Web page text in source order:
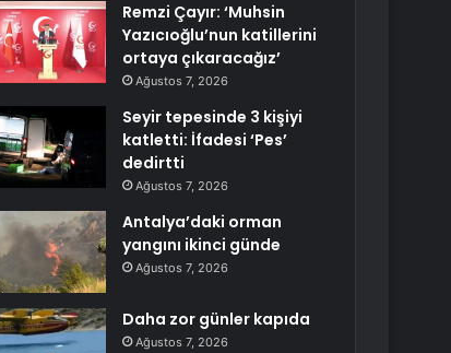
Remzi Çayır: ‘Muhsin
Yazıcıoğlu’nun katillerini
ortaya çıkaracağız’
Ağustos 7, 2026
Seyir tepesinde 3 kişiyi
katletti: İfadesi ‘Pes’
dedirtti
Ağustos 7, 2026
Antalya’daki orman
yangını ikinci günde
Ağustos 7, 2026
Daha zor günler kapıda
Ağustos 7, 2026